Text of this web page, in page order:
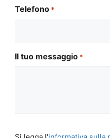
Telefono *
Il tuo messaggio *